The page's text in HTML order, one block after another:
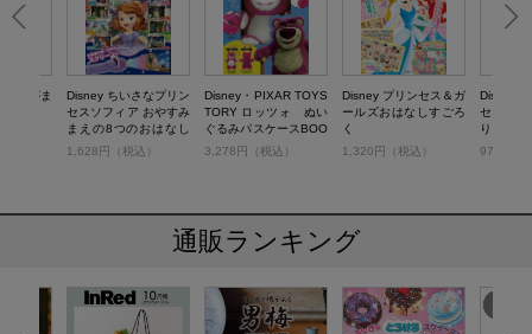
がま
Disney ちいさなプリン
セスソフィア おやすみ
まえの8つのおはなし
プロジェクターBOOK
1,628円（税込）
Disney・PIXAR TOYS
TORY ロッツォ ぬい
ぐるみパスケースBOO
K3,278円（税込）
Disney プリンセス＆ガ
ールズおはなしすごろ
く
1,320円（税込）
Disney
セスソ
りシー
りえ
979円（
通販ランキング